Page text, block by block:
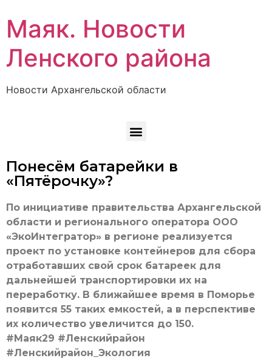
Маяк. Новости
Ленского района
Новости Архангельской области
Понесём батарейки в
«Пятёрочку»?
По инициативе правительства Архангельской
области и регионального оператора ООО
«ЭкоИнтегратор» в регионе реализуется
проект по установке контейнеров для сбора
отработавших свой срок батареек для
дальнейшей транспортировки их на
переработку. В ближайшее время в Поморье
появится 55 таких емкостей, а в перспективе
их количество увеличится до 150.
#Маяк29 #Ленскийрайон
#Ленскийрайон_Экология